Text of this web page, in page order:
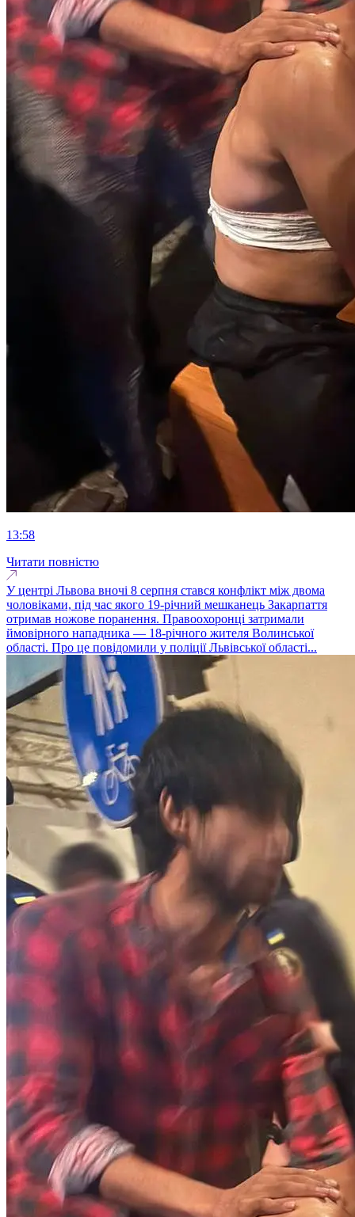
13:58
Читати повністю
У центрі Львова вночі 8 серпня стався конфлікт між двома
чоловіками, під час якого 19-річний мешканець Закарпаття
отримав ножове поранення. Правоохоронці затримали
ймовірного нападника — 18-річного жителя Волинської
області. Про це повідомили у поліції Львівської області...